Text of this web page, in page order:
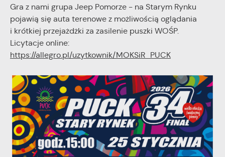
Gra z nami grupa Jeep Pomorze - na Starym Rynku
pojawią się auta terenowe z możliwością oglądania
i krótkiej przejażdżki za zasilenie puszki WOŚP.
Licytacje online:
https://allegro.pl/uzytkownik/MOKSiR_PUCK